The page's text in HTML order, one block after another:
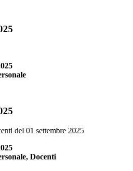
del 01 settembre 2025
Docenti